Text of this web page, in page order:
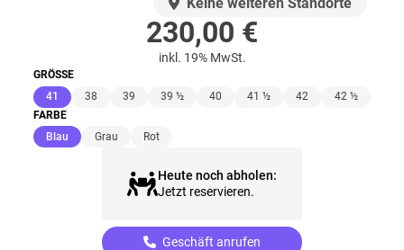
230,00 €
inkl. 19% MwSt.
GRÖSSE
41
(ausgewählt)
38 39 39 ½ 40 41 ½ 42
42 ½
FARBE
Blau (ausgewählt)
Grau Rot
Heute noch abholen:
Jetzt reservieren.
Geschäft anrufen